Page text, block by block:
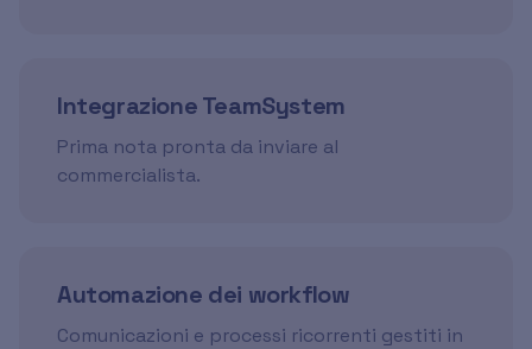
Integrazione TeamSystem
Prima nota pronta da inviare al
commercialista.
Automazione dei workflow
Comunicazioni e processi ricorrenti gestiti in